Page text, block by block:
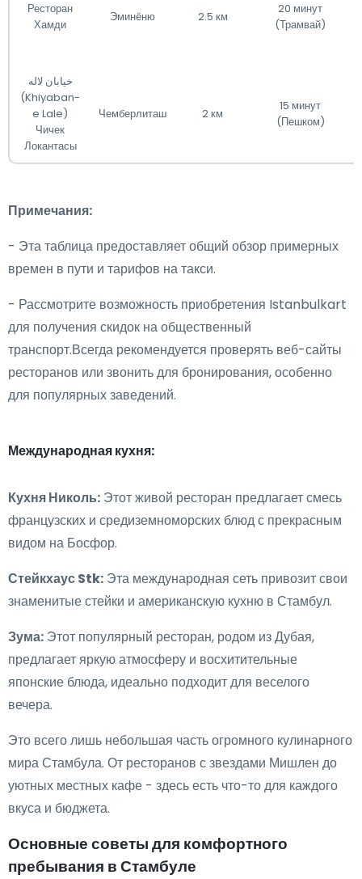
Ресторан
Хамди
Эминёню 2.5 км
20 минут
(Трамвай)
خیابان لاله
(Khiyaban-
e Lale)
Чичек
Локантасы
Чемберлиташ 2 км
15 минут
(Пешком)
Примечания:
- Эта таблица предоставляет общий обзор примерных
времен в пути и тарифов на такси.
- Рассмотрите возможность приобретения Istanbulkart
для получения скидок на общественный
транспорт.Всегда рекомендуется проверять веб-сайты
ресторанов или звонить для бронирования, особенно
для популярных заведений.
Международная кухня:
Кухня Николь: Этот живой ресторан предлагает смесь
французских и средиземноморских блюд с прекрасным
видом на Босфор.
Стейкхаус Stk: Эта международная сеть привозит свои
знаменитые стейки и американскую кухню в Стамбул.
Зума: Этот популярный ресторан, родом из Дубая,
предлагает яркую атмосферу и восхитительные
японские блюда, идеально подходит для веселого
вечера.
Это всего лишь небольшая часть огромного кулинарного
мира Стамбула. От ресторанов с звездами Мишлен до
уютных местных кафе - здесь есть что-то для каждого
вкуса и бюджета.
Основные советы для комфортного
пребывания в Стамбуле